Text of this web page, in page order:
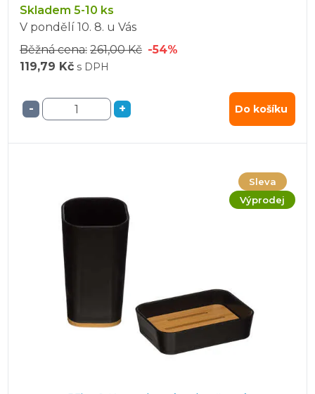
Skladem 5-10 ks
V pondělí 10. 8. u Vás
Běžná cena: 261,00 Kč -54%
119,79 Kč s DPH
- + Do košíku
Sleva
Výprodej